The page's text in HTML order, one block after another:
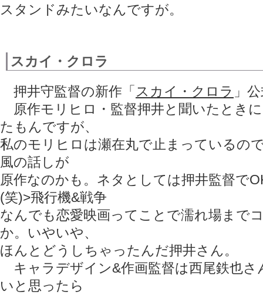
スタンドみたいなんですが。
スカイ・クロラ
押井守監督の新作「 スカイ・クロラ 」
原作モリヒロ・監督押井と聞いたとき
たもんですが、
私のモリヒロは瀬在丸で止まっているの
風の話しが
原作なのかも。ネタとしては押井監督で
(笑)>飛行機&戦争
なんでも恋愛映画ってことで濡れ場まで
か。いやいや、
ほんとどうしちゃったんだ押井さん。
キャラデザイン&作画監督は西尾鉄也さ
いと思ったら